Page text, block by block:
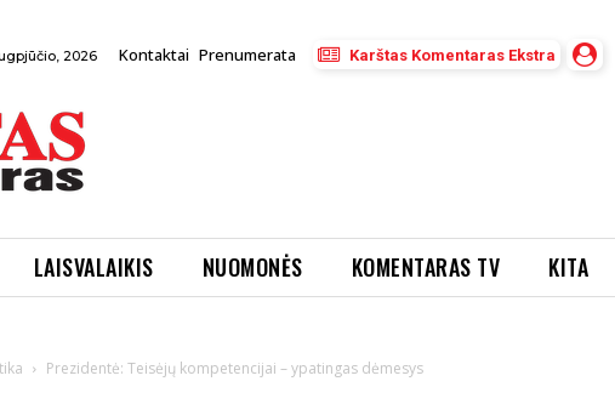
2026 Kontaktai Prenumerata Karštas Komentaras Ekstra
LAISVALAIKIS NUOMONĖS KOMENTARAS TV KITA
Prezidentė: Teisėjų kompetencijai – ypatingas dėmesys